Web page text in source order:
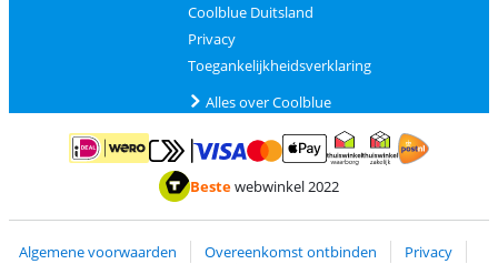
Coolblue Duitsland
Privacy
Toegankelijkheidsverklaring
Alles over Coolblue
Betalen met iDEAL | WeroBetalen met MasterCard en Visa via ClickToPay
Betalen met ApplePay
Thuiswinkel waarborg
Bestewebwinkel 2022
Algemene voorwaarden Overeenkomst ontbinden
Privacy